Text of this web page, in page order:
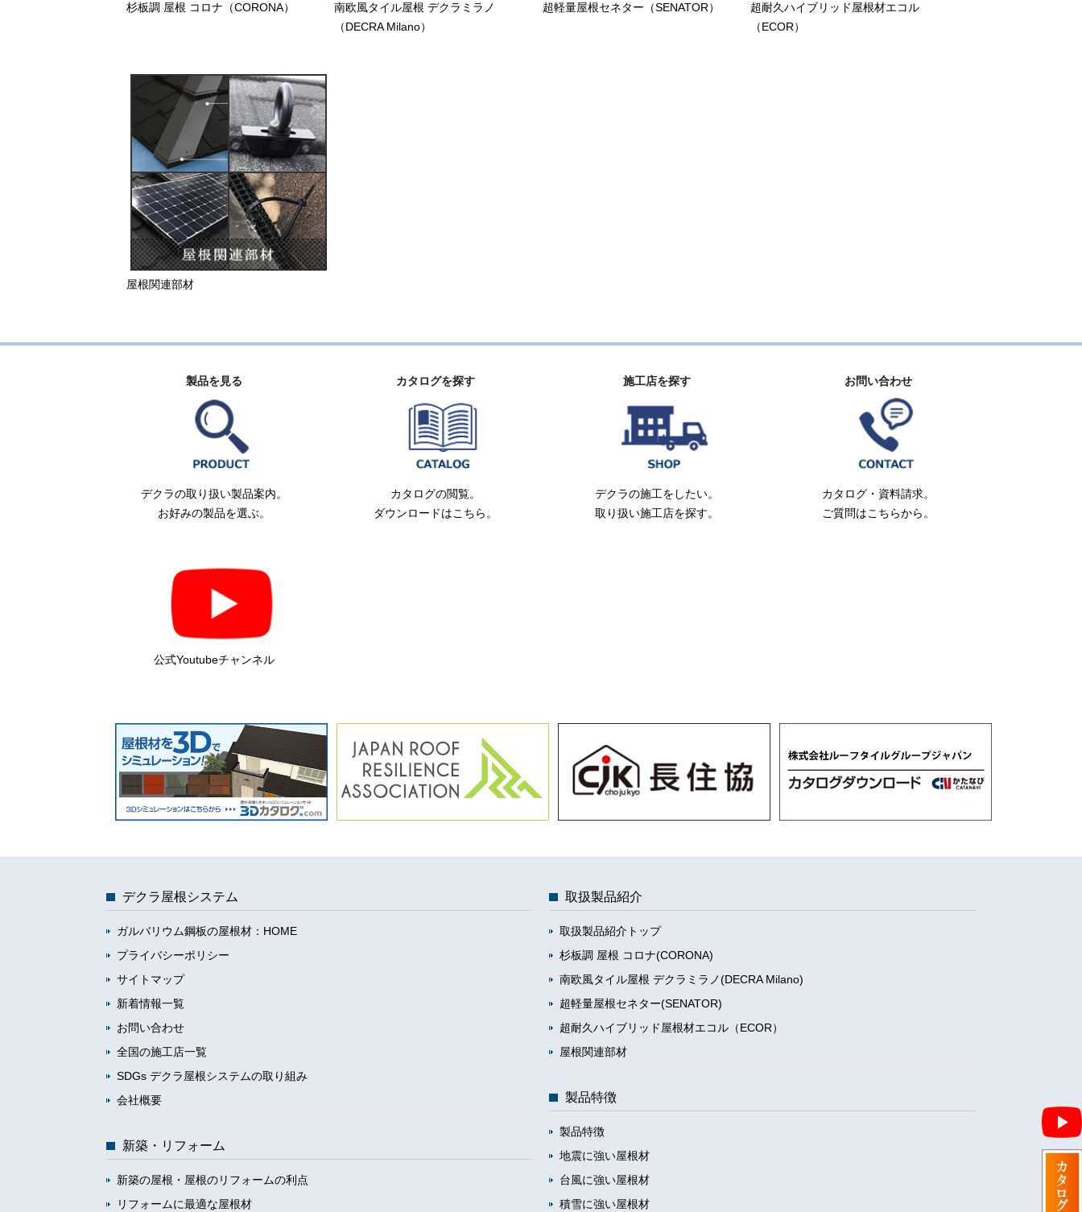
杉板調 屋根 コロナ（CORONA）
南欧風タイル屋根 デクラミラノ
（DECRA Milano）
超軽量屋根セネター（SENATOR）
超耐久ハイブリッド屋根材エコル
（ECOR）
屋根関連部材
製品を見る
デクラの取り扱い製品案内。
お好みの製品を選ぶ。
カタログを探す
カタログの閲覧。
ダウンロードはこちら。
施工店を探す
デクラの施工をしたい。
取り扱い施工店を探す。
お問い合わせ
カタログ・資料請求。
ご質問はこちらから。
公式Youtubeチャンネル
デクラ屋根システム
ガルバリウム鋼板の屋根材：HOME
プライバシーポリシー
サイトマップ
新着情報一覧
お問い合わせ
全国の施工店一覧
SDGs デクラ屋根システムの取り組み
会社概要
新築・リフォーム
新築の屋根・屋根のリフォームの利点
リフォームに最適な屋根材
取扱製品紹介
取扱製品紹介トップ
杉板調 屋根 コロナ(CORONA)
南欧風タイル屋根 デクラミラノ(DECRA Milano)
超軽量屋根セネター(SENATOR)
超耐久ハイブリッド屋根材エコル（ECOR）
屋根関連部材
製品特徴
製品特徴
地震に強い屋根材
台風に強い屋根材
積雪に強い屋根材